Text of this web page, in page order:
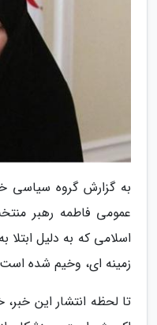
به گزارش گروه سیاسی
عمومی فاطمه رهبر
اسلامی که به دلیل ابتلا
زمینه ای، وخیم شده
تا لحظه انتشار این